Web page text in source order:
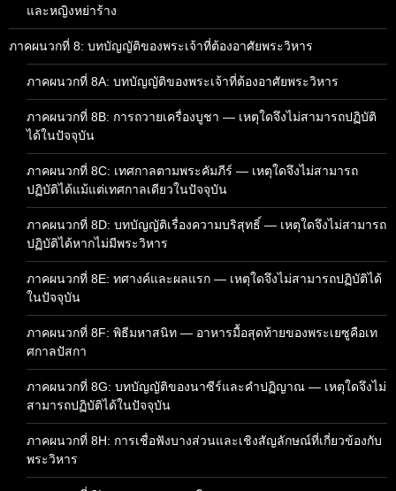
และหญิงหย่าร้าง
ภาคผนวกที่ 8: บทบัญญัติของพระเจ้าที่ต้องอาศัยพระวิหาร
ภาคผนวกที่ 8A: บทบัญญัติของพระเจ้าที่ต้องอาศัยพระวิหาร
ภาคผนวกที่ 8B: การถวายเครื่องบูชา — เหตุใดจึงไม่สามารถปฏิบัติ
ได้ในปัจจุบัน
ภาคผนวกที่ 8C: เทศกาลตามพระคัมภีร์ — เหตุใดจึงไม่สามารถ
ปฏิบัติได้แม้แต่เทศกาลเดียวในปัจจุบัน
ภาคผนวกที่ 8D: บทบัญญัติเรื่องความบริสุทธิ์ — เหตุใดจึงไม่สามารถ
ปฏิบัติได้หากไม่มีพระวิหาร
ภาคผนวกที่ 8E: ทศางค์และผลแรก — เหตุใดจึงไม่สามารถปฏิบัติได้
ในปัจจุบัน
ภาคผนวกที่ 8F: พิธีมหาสนิท — อาหารมื้อสุดท้ายของพระเยซูคือเท
ศกาลปัสกา
ภาคผนวกที่ 8G: บทบัญญัติของนาซีร์และคำปฏิญาณ — เหตุใดจึงไม่
สามารถปฏิบัติได้ในปัจจุบัน
ภาคผนวกที่ 8H: การเชื่อฟังบางส่วนและเชิงสัญลักษณ์ที่เกี่ยวข้องกับ
พระวิหาร